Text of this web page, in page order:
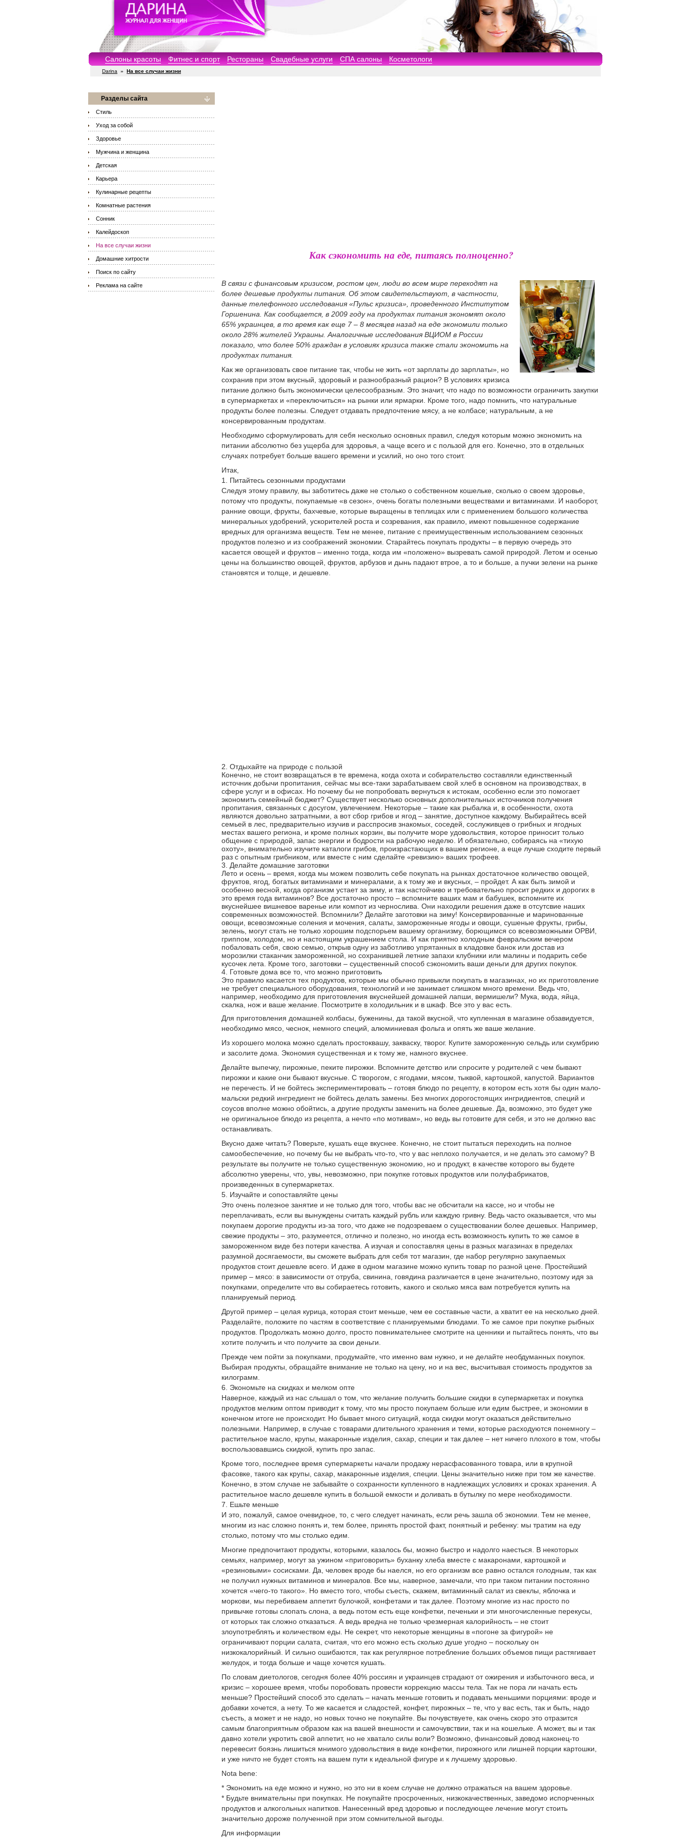
Салоны красоты Фитнес и спорт Рестораны Свадебные услуги СПА салоны Косметологи
Darina » На все случаи жизни
Разделы сайта
Стиль
Уход за собой
Здоровье
Мужчина и женщина
Детская
Карьера
Кулинарные рецепты
Комнатные растения
Сонник
Калейдоскоп
На все случаи жизни
Домашние хитрости
Поиск по сайту
Реклама на сайте
Как сэкономить на еде, питаясь полноценно?
В связи с финансовым кризисом, ростом цен, люди во всем мире переходят на
более дешевые продукты питания. Об этом свидетельствуют, в частности,
данные телефонного исследования «Пульс кризиса», проведенного Институтом
Горшенина. Как сообщается, в 2009 году на продуктах питания экономят около
65% украинцев, в то время как еще 7 – 8 месяцев назад на еде экономили только
около 28% жителей Украины. Аналогичные исследования ВЦИОМ в России
показало, что более 50% граждан в условиях кризиса также стали экономить на
продуктах питания.
Как же организовать свое питание так, чтобы не жить «от зарплаты до зарплаты», но
сохранив при этом вкусный, здоровый и разнообразный рацион? В условиях кризиса
питание должно быть экономически целесообразным. Это значит, что надо по возможности ограничить закупки
в супермаркетах и «переключиться» на рынки или ярмарки. Кроме того, надо помнить, что натуральные
продукты более полезны. Следует отдавать предпочтение мясу, а не колбасе; натуральным, а не
консервированным продуктам.
Необходимо сформулировать для себя несколько основных правил, следуя которым можно экономить на
питании абсолютно без ущерба для здоровья, а чаще всего и с пользой для его. Конечно, это в отдельных
случаях потребует больше вашего времени и усилий, но оно того стоит.
Итак,
1. Питайтесь сезонными продуктами
Следуя этому правилу, вы заботитесь даже не столько о собственном кошельке, сколько о своем здоровье,
потому что продукты, покупаемые «в сезон», очень богаты полезными веществами и витаминами. И наоборот,
ранние овощи, фрукты, бахчевые, которые выращены в теплицах или с применением большого количества
минеральных удобрений, ускорителей роста и созревания, как правило, имеют повышенное содержание
вредных для организма веществ. Тем не менее, питание с преимущественным использованием сезонных
продуктов полезно и из соображений экономии. Старайтесь покупать продукты – в первую очередь это
касается овощей и фруктов – именно тогда, когда им «положено» вызревать самой природой. Летом и осенью
цены на большинство овощей, фруктов, арбузов и дынь падают втрое, а то и больше, а пучки зелени на рынке
становятся и толще, и дешевле.
2. Отдыхайте на природе с пользой
Конечно, не стоит возвращаться в те времена, когда охота и собирательство составляли единственный
источник добычи пропитания, сейчас мы все-таки зарабатываем свой хлеб в основном на производствах, в
сфере услуг и в офисах. Но почему бы не попробовать вернуться к истокам, особенно если это помогает
экономить семейный бюджет? Существует несколько основных дополнительных источников получения
пропитания, связанных с досугом, увлечением. Некоторые – такие как рыбалка и, в особенности, охота
являются довольно затратными, а вот сбор грибов и ягод – занятие, доступное каждому. Выбирайтесь всей
семьей в лес, предварительно изучив и расспросив знакомых, соседей, сослуживцев о грибных и ягодных
местах вашего региона, и кроме полных корзин, вы получите море удовольствия, которое приносит только
общение с природой, запас энергии и бодрости на рабочую неделю. И обязательно, собираясь на «тихую
охоту», внимательно изучите каталоги грибов, произрастающих в вашем регионе, а еще лучше сходите первый
раз с опытным грибником, или вместе с ним сделайте «ревизию» ваших трофеев.
3. Делайте домашние заготовки
Лето и осень – время, когда мы можем позволить себе покупать на рынках достаточное количество овощей,
фруктов, ягод, богатых витаминами и минералами, а к тому же и вкусных, – пройдет. А как быть зимой и
особенно весной, когда организм устает за зиму, и так настойчиво и требовательно просит редких и дорогих в
это время года витаминов? Все достаточно просто – вспомните ваших мам и бабушек, вспомните их
вкуснейшее вишневое варенье или компот из чернослива. Они находили решения даже в отсутсвие наших
современных возможностей. Вспомнили? Делайте заготовки на зиму! Консервированные и маринованные
овощи, всевозможные соления и мочения, салаты, замороженные ягоды и овощи, сушеные фрукты, грибы,
зелень, могут стать не только хорошим подспорьем вашему организму, борющимся со всевозможными ОРВИ,
гриппом, холодом, но и настоящим украшением стола. И как приятно холодным февральским вечером
побаловать себя, свою семью, открыв одну из заботливо упрятанных в кладовке банок или достав из
морозилки стаканчик замороженной, но сохранившей летние запахи клубники или малины и подарить себе
кусочек лета. Кроме того, заготовки – существенный способ сэкономить ваши деньги для других покупок.
4. Готовьте дома все то, что можно приготовить
Это правило касается тех продуктов, которые мы обычно привыкли покупать в магазинах, но их приготовление
не требует специального оборудования, технологий и не занимает слишком много времени. Ведь что,
например, необходимо для приготовления вкуснейшей домашней лапши, вермишели? Мука, вода, яйца,
скалка, нож и ваше желание. Посмотрите в холодильник и в шкаф. Все это у вас есть.
Для приготовления домашней колбасы, буженины, да такой вкусной, что купленная в магазине обзавидуется,
необходимо мясо, чеснок, немного специй, алюминиевая фольга и опять же ваше желание.
Из хорошего молока можно сделать простоквашу, закваску, творог. Купите замороженную сельдь или скумбрию
и засолите дома. Экономия существенная и к тому же, намного вкуснее.
Делайте выпечку, пирожные, пеките пирожки. Вспомните детство или спросите у родителей с чем бывают
пирожки и какие они бывают вкусные. С творогом, с ягодами, мясом, тыквой, картошкой, капустой. Вариантов
не перечесть. И не бойтесь экспериментировать – готовя блюдо по рецепту, в котором есть хотя бы один мало-
мальски редкий ингредиент не бойтесь делать замены. Без многих дорогостоящих ингридиентов, специй и
соусов вполне можно обойтись, а другие продукты заменить на более дешевые. Да, возможно, это будет уже
не оригинальное блюдо из рецепта, а нечто «по мотивам», но ведь вы готовите для себя, и это не должно вас
останавливать.
Вкусно даже читать? Поверьте, кушать еще вкуснее. Конечно, не стоит пытаться переходить на полное
самообеспечение, но почему бы не выбрать что-то, что у вас неплохо получается, и не делать это самому? В
результате вы получите не только существенную экономию, но и продукт, в качестве которого вы будете
абсолютно уверены, что, увы, невозможно, при покупке готовых продуктов или полуфабрикатов,
произведенных в супермаркетах.
5. Изучайте и сопоставляйте цены
Это очень полезное занятие и не только для того, чтобы вас не обсчитали на кассе, но и чтобы не
переплачивать, если вы вынуждены считать каждый рубль или каждую гривну. Ведь часто оказывается, что мы
покупаем дорогие продукты из-за того, что даже не подозреваем о существовании более дешевых. Например,
свежие продукты – это, разумеется, отлично и полезно, но иногда есть возможность купить то же самое в
замороженном виде без потери качества. А изучая и сопоставляя цены в разных магазинах в пределах
разумной досягаемости, вы сможете выбрать для себя тот магазин, где набор регулярно закупаемых
продуктов стоит дешевле всего. И даже в одном магазине можно купить товар по разной цене. Простейший
пример – мясо: в зависимости от отруба, свинина, говядина различается в цене значительно, поэтому идя за
покупками, определите что вы собираетесь готовить, какого и сколько мяса вам потребуется купить на
планируемый период.
Другой пример – целая курица, которая стоит меньше, чем ее составные части, а хватит ее на несколько дней.
Разделайте, положите по частям в соответствие с планируемыми блюдами. То же самое при покупке рыбных
продуктов. Продолжать можно долго, просто повнимательнее смотрите на ценники и пытайтесь понять, что вы
хотите получить и что получите за свои деньги.
Прежде чем пойти за покупками, продумайте, что именно вам нужно, и не делайте необдуманных покупок.
Выбирая продукты, обращайте внимание не только на цену, но и на вес, высчитывая стоимость продуктов за
килограмм.
6. Экономьте на скидках и мелком опте
Наверное, каждый из нас слышал о том, что желание получить большие скидки в супермаркетах и покупка
продуктов мелким оптом приводит к тому, что мы просто покупаем больше или едим быстрее, и экономии в
конечном итоге не происходит. Но бывает много ситуаций, когда скидки могут оказаться действительно
полезными. Например, в случае с товарами длительного хранения и теми, которые расходуются понемногу –
растительное масло, крупы, макаронные изделия, сахар, специи и так далее – нет ничего плохого в том, чтобы
воспользовавшись скидкой, купить про запас.
Кроме того, последнее время супермаркеты начали продажу нерасфасованного товара, или в крупной
фасовке, такого как крупы, сахар, макаронные изделия, специи. Цены значительно ниже при том же качестве.
Конечно, в этом случае не забывайте о сохранности купленного в надлежащих условиях и сроках хранения. А
растительное масло дешевле купить в большой емкости и доливать в бутылку по мере необходимости.
7. Ешьте меньше
И это, пожалуй, самое очевидное, то, с чего следует начинать, если речь зашла об экономии. Тем не менее,
многим из нас сложно понять и, тем более, принять простой факт, понятный и ребенку: мы тратим на еду
столько, потому что мы столько едим.
Многие предпочитают продукты, которыми, казалось бы, можно быстро и надолго наесться. В некоторых
семьях, например, могут за ужином «приговорить» буханку хлеба вместе с макаронами, картошкой и
«резиновыми» сосисками. Да, человек вроде бы наелся, но его организм все равно остался голодным, так как
не получил нужных витаминов и минералов. Все мы, наверное, замечали, что при таком питании постоянно
хочется «чего-то такого». Но вместо того, чтобы съесть, скажем, витаминный салат из свеклы, яблочка и
моркови, мы перебиваем аппетит булочкой, конфетами и так далее. Поэтому многие из нас просто по
привычке готовы слопать слона, а ведь потом есть еще конфетки, печеньки и эти многочисленные перекусы,
от которых так сложно отказаться. А ведь вредна не только чрезмерная калорийность – не стоит
злоупотреблять и количеством еды. Не секрет, что некоторые женщины в «погоне за фигурой» не
ограничивают порции салата, считая, что его можно есть сколько душе угодно – поскольку он
низкокалорийный. И сильно ошибаются, так как регулярное потребление больших объемов пищи растягивает
желудок, и тогда больше и чаще хочется кушать.
По словам диетологов, сегодня более 40% россиян и украинцев страдают от ожирения и избыточного веса, и
кризис – хорошее время, чтобы поробовать провести коррекцию массы тела. Так не пора ли начать есть
меньше? Простейший способ это сделать – начать меньше готовить и подавать меньшими порциями: вроде и
добавки хочется, а нету. То же касается и сладостей, конфет, пирожных – те, что у вас есть, так и быть, надо
съесть, а может и не надо, но новых точно не покупайте. Вы почувствуете, как очень скоро это отразится
самым благоприятным образом как на вашей внешности и самочувствии, так и на кошельке. А может, вы и так
давно хотели укротить свой аппетит, но не хватало силы воли? Возможно, финансовый довод наконец-то
перевесит боязнь лишиться мнимого удовольствия в виде конфетки, пирожного или лишней порции картошки,
и уже ничто не будет стоять на вашем пути к идеальной фигуре и к лучшему здоровью.
Nota bene:
* Экономить на еде можно и нужно, но это ни в коем случае не должно отражаться на вашем здоровье.
* Будьте внимательны при покупках. Не покупайте просроченных, низкокачественных, заведомо испорченных
продуктов и алкогольных напитков. Нанесенный вред здоровью и последующее лечение могут стоить
значительно дороже полученной при этом сомнительной выгоды.
Для информации